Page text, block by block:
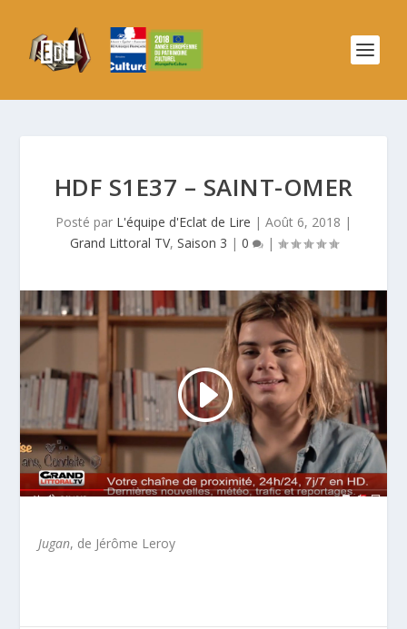
HDF S1E37 – SAINT-OMER
Posté par L'équipe d'Eclat de Lire | Août 6, 2018 |
Grand Littoral TV, Saison 3 | 0 |
Jugan, de Jérôme Leroy